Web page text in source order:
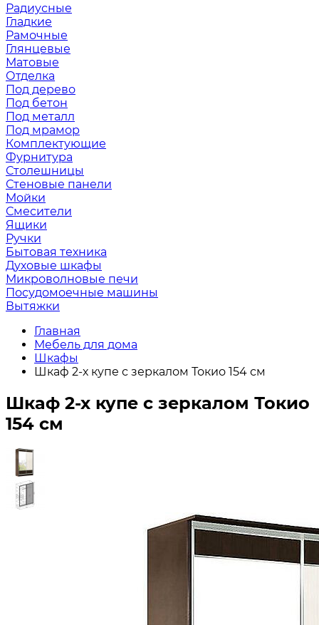
Радиусные
Гладкие
Рамочные
Глянцевые
Матовые
Отделка
Под дерево
Под бетон
Под металл
Под мрамор
Комплектующие
Фурнитура
Столешницы
Стеновые панели
Мойки
Смесители
Ящики
Ручки
Бытовая техника
Духовые шкафы
Микроволновые печи
Посудомоечные машины
Вытяжки
Главная
Мебель для дома
Шкафы
Шкаф 2-х купе с зеркалом Токио 154 см
Шкаф 2-х купе с зеркалом Токио
154 см